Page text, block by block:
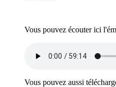
Vous pouvez écouter ici
Vous pouvez aussi